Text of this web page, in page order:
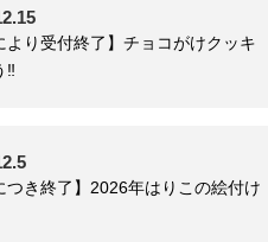
より受付終了】チョコがけクッキ
‼
つき終了】2026年はりこの絵付け